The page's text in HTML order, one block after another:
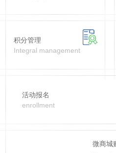
积分管理
Integral management
活动报名
enrollment
微商城